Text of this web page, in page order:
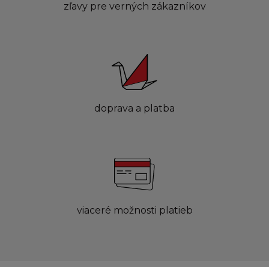
zľavy pre verných zákazníkov
doprava a platba
viaceré možnosti platieb